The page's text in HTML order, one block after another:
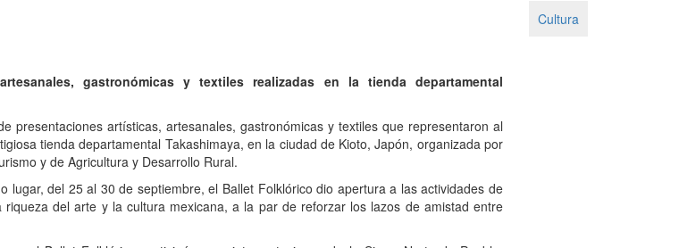
Cultura
gastronómicas y textiles realizadas en la tienda departamental
presentaciones artísticas, artesanales, gastronómicas y textiles que representaron al
tienda departamental Takashimaya, en la ciudad de Kioto, Japón, organizada por
y de Agricultura y Desarrollo Rural.
lugar, del 25 al 30 de septiembre, el Ballet Folklórico dio apertura a las actividades de
del arte y la cultura mexicana, a la par de reforzar los lazos de amistad entre